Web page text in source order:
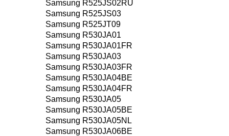
Samsung R525JS02RU
Samsung R525JS03
Samsung R525JT09
Samsung R530JA01
Samsung R530JA01FR
Samsung R530JA03
Samsung R530JA03FR
Samsung R530JA04BE
Samsung R530JA04FR
Samsung R530JA05
Samsung R530JA05BE
Samsung R530JA05NL
Samsung R530JA06BE